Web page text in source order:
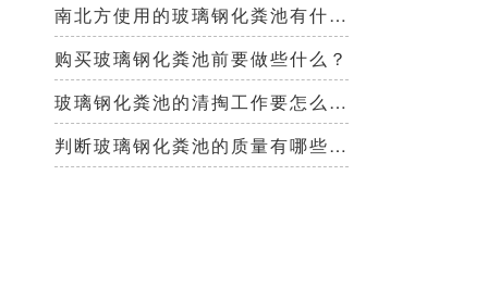
南北方使用的玻璃钢化粪池有什么区别？
购买玻璃钢化粪池前要做些什么？
玻璃钢化粪池的清掏工作要怎么做？
判断玻璃钢化粪池的质量有哪些好办法？